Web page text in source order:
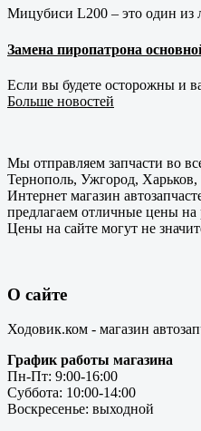
Мицубиси L200 – это один из
Замена пиропатрона
Если вы будете осторожны и
Больше новостей
Мы отправляем запчасти во
Тернополь, Ужгород,
Интернет магазин
предлагаем отличные цены
Цены на сайте могут не
О сайте
Ходовик.ком - магазин
График работы магазина
Пн-Пт: 9:00-16:00
Суббота: 10:00-14:00
Воскресенье: выходной